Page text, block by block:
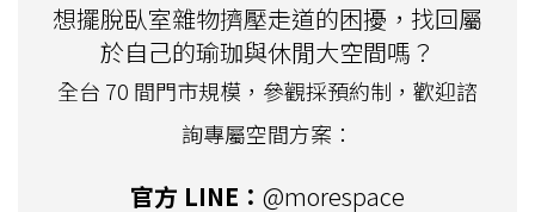
想擺脫臥室雜物擠壓走道的困擾，找回屬
於自己的瑜珈與休閒大空間嗎？
全台 70 間門市規模，參觀採預約制，歡迎諮
詢專屬空間方案：
官方 LINE： @morespace